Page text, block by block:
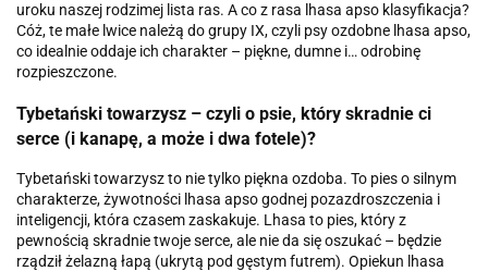
uroku naszej rodzimej lista ras. A co z rasa lhasa apso klasyfikacja?
Cóż, te małe lwice należą do grupy IX, czyli psy ozdobne lhasa apso,
co idealnie oddaje ich charakter – piękne, dumne i… odrobinę
rozpieszczone.
Tybetański towarzysz – czyli o psie, który skradnie ci
serce (i kanapę, a może i dwa fotele)?
Tybetański towarzysz to nie tylko piękna ozdoba. To pies o silnym
charakterze, żywotności lhasa apso godnej pozazdroszczenia i
inteligencji, która czasem zaskakuje. Lhasa to pies, który z
pewnością skradnie twoje serce, ale nie da się oszukać – będzie
rządził żelazną łapą (ukrytą pod gęstym futrem). Opiekun lhasa